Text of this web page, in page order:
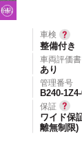
車検
整備付き
車両評価書
あり
管理番号
B240-
保証
ワイド保
離無制限)